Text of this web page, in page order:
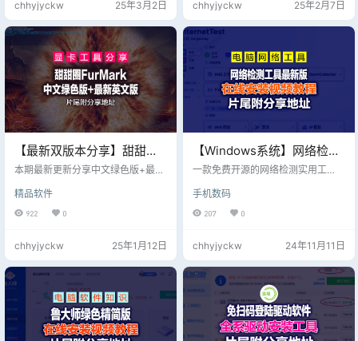
实时监控系统的温度、负载状态等
重要指标，帮助用户了解系统的运
行状态。 内存优化和磁盘整理：通
过这些功能可以优化电脑的运行效
率。 界面简洁：用户界面设计简洁
直观，即使是硬件新手也能轻松上
手。 更新快速：定期更新以…
chhyjyckw 25年3月2日 chhyjyckw 25年2月7日
【最新双版本分享】甜甜圈
烤机Geeks3D FurMark免费
显卡检测工具
本期最新更新分享中文绿色版+最新
版是一款功能非常强大的显卡性能
测试软件，Geeks3D FurMark中文
过软件烤机测试显卡，让用户使用
自己的显卡更加的放心，操作简
单，感兴趣的用户快来下载体验吧.
精品软件
922 0
chhyjyckw 25年1月12日
【Windows系统】网络检测
工具InternetTest v8安装
密码查看等
一款免费开源的网络检测实用工
联网连接。其支持域名DNS查询、i
p地址查询、ping请求wifi密码恢复
改。新版本采用.net8.0+架构，故需
要安装.net环境。比如提示环境缺少
的请前往网盘中下载或官方网站进
行下载，> > .net 8.0+内含安装包
手机数码
207 0
chhyjyckw 24年11月11日